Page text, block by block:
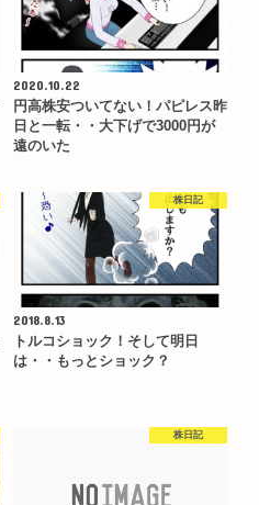
2020.10.22
円高株安ついてない！パピレス昨
日と一転・・大下げで3000円が
遠のいた
株日記
2018.8.13
トルコショック！そして明日
は・・もっとショック？
株日記